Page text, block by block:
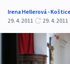
Irena Hellerová -
29. 4. 2011
29. 4. 2011